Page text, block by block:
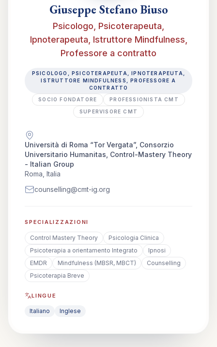
Giuseppe Stefano Biuso
Psicologo, Psicoterapeuta,
Ipnoterapeuta, Istruttore Mindfulness,
Professore a contratto
PSICOLOGO, PSICOTERAPEUTA, IPNOTERAPEUTA,
ISTRUTTORE MINDFULNESS, PROFESSORE A
CONTRATTO
SOCIO FONDATORE
PROFESSIONISTA CMT
SUPERVISORE CMT
Università di Roma “Tor Vergata”, Consorzio
Universitario Humanitas, Control-Mastery Theory
- Italian Group
Roma, Italia
counselling@cmt-ig.org
SPECIALIZZAZIONI
Control Mastery Theory
Psicologia Clinica
Psicoterapia a orientamento Integrato
Ipnosi
EMDR
Mindfulness (MBSR, MBCT)
Counselling
Psicoterapia Breve
LINGUE
Italiano Inglese